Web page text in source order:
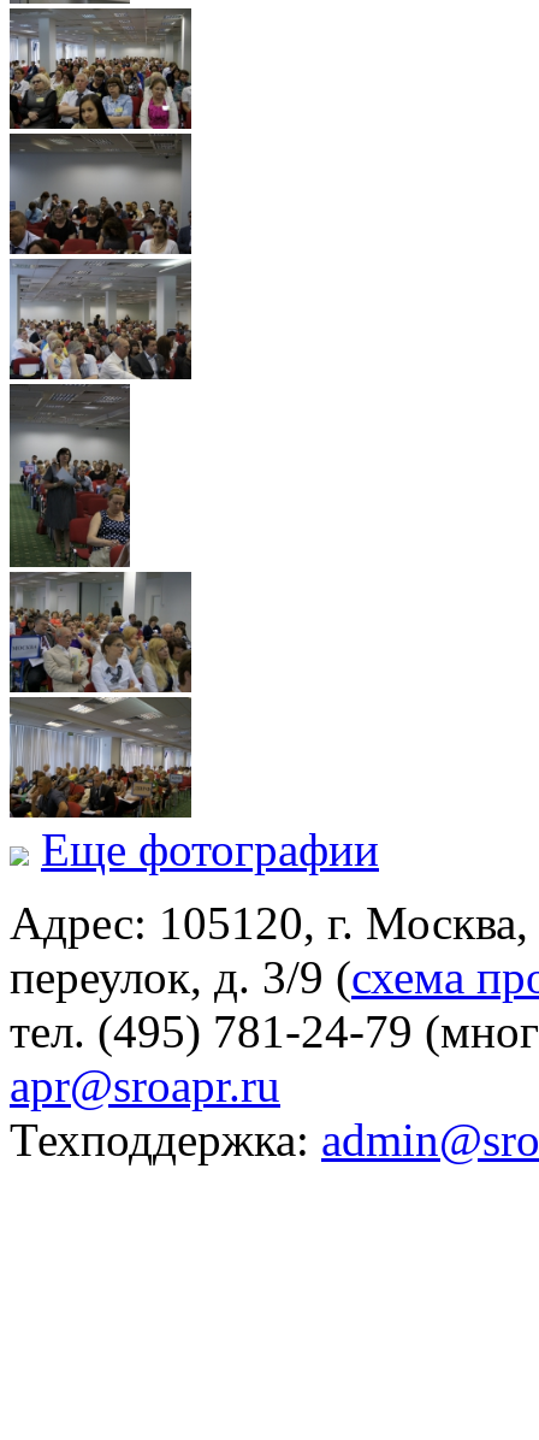
Еще фотографии
Адрес: 105120, г.
переулок, д. 3/9 (схема
тел. (495) 781-24-79
apr@sroapr.ru
Техподдержка: